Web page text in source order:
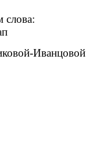
слова:
Иванцовой